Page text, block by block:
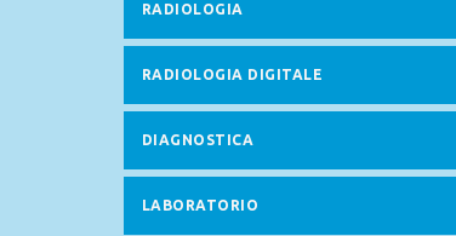
RADIOLOGIA
RADIOLOGIA DIGITALE
DIAGNOSTICA
LABORATORIO